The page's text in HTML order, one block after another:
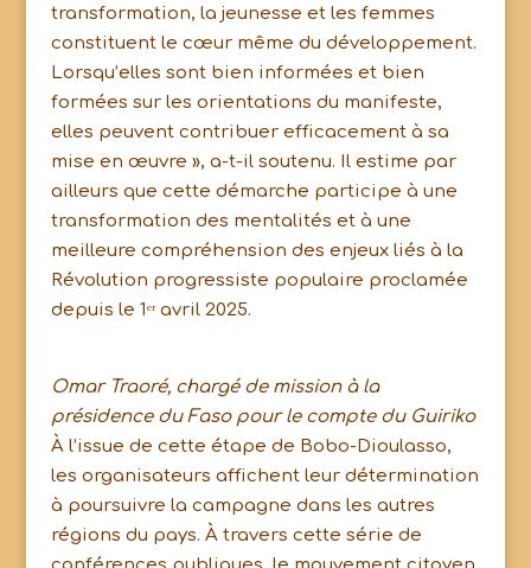
transformation, la jeunesse et les femmes
constituent le cœur même du développement.
Lorsqu’elles sont bien informées et bien
formées sur les orientations du manifeste,
elles peuvent contribuer efficacement à sa
mise en œuvre », a-t-il soutenu. Il estime par
ailleurs que cette démarche participe à une
transformation des mentalités et à une
meilleure compréhension des enjeux liés à la
Révolution progressiste populaire proclamée
depuis le 1ᵉʳ avril 2025.
Omar Traoré, chargé de mission à la
présidence du Faso pour le compte du Guiriko
À l’issue de cette étape de Bobo-Dioulasso,
les organisateurs affichent leur détermination
à poursuivre la campagne dans les autres
régions du pays. À travers cette série de